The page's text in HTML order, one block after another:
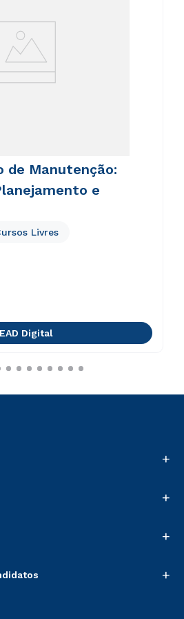
de Manutenção:
e
Livres
EAD Digital
+
+
+
+